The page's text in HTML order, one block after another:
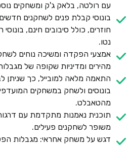
עם רולטה, בלאק ג'ק ומשחקים
בונוסי קבלת פנים לשחקנים
חוזרים, כולל סיבובים חינם,
נטו.
אמצעי הפקדה ומשיכה נוחים
מהירים ומדיניות שקופה של
התאמה מלאה למובייל, כך שניתן
בונוסים ולשחק במשחקים
מהטאבלט.
תוכנית נאמנות מתקדמת עם
משופר לשחקנים פעילים.
דגש על משחק אחראי: מגבלות